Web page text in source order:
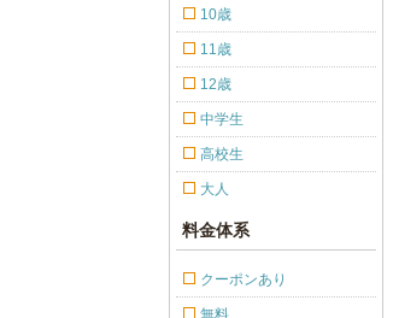
10歳
11歳
12歳
中学生
高校生
大人
料金体系
クーポンあり
無料